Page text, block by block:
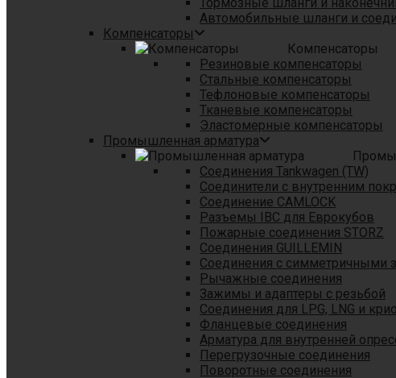
Автомобильные шланги и
Компенсаторы
Компенсаторы
Резиновые компенсаторы
Стальные компенсаторы
Тефлоновые компенсаторы
Тканевые компенсаторы
Эластомерные компенсаторы
Промышленная арматура
Соединения Tankwagen (TW)
Соединители с внутренним
Соединение CAMLOCK
Разъемы IBC для Еврокубов
Пожарные соединения STORZ
Соединения GUILLEMIN
Соединения с симметричными
Рычажные соединения
Зажимы и адаптеры с резьбой
Соединения для LPG, LNG и
Фланцевые соединения
Арматура для внутренней
Перегрузочные соединения
Поворотные соединения